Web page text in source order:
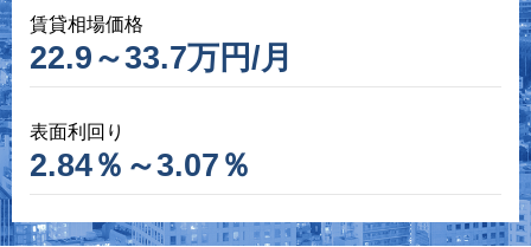
賃貸相場価格
22.9～33.7万円/月
表面利回り
2.84％～3.07％